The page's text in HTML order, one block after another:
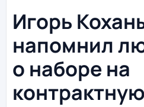
Игорь
напомнил
о наборе на